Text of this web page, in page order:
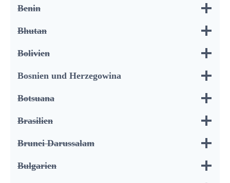
Benin
Bhutan
Bolivien
Bosnien und Herzegowina
Botsuana
Brasilien
Brunei Darussalam
Bulgarien